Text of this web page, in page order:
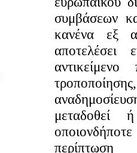
συμβάσεων
κανένα εξ
μεταδοθεί